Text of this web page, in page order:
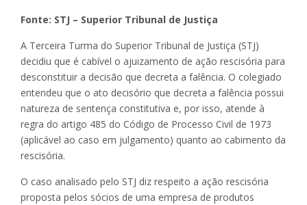
Fonte: STJ – Superior Tribunal de Justiça
A Terceira Turma do Superior Tribunal de Justiça (STJ)
decidiu que é cabível o ajuizamento de ação rescisória para
desconstituir a decisão que decreta a falência. O colegiado
entendeu que o ato decisório que decreta a falência possui
natureza de sentença constitutiva e, por isso, atende à
regra do artigo 485 do Código de Processo Civil de 1973
(aplicável ao caso em julgamento) quanto ao cabimento da
rescisória.
O caso analisado pelo STJ diz respeito a ação rescisória
proposta pelos sócios de uma empresa de produtos